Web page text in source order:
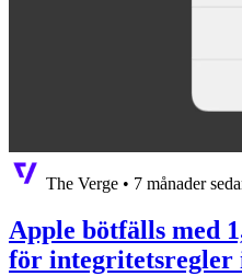
The Verge • 7 månader
Apple bötfälls med
för integritetsregler